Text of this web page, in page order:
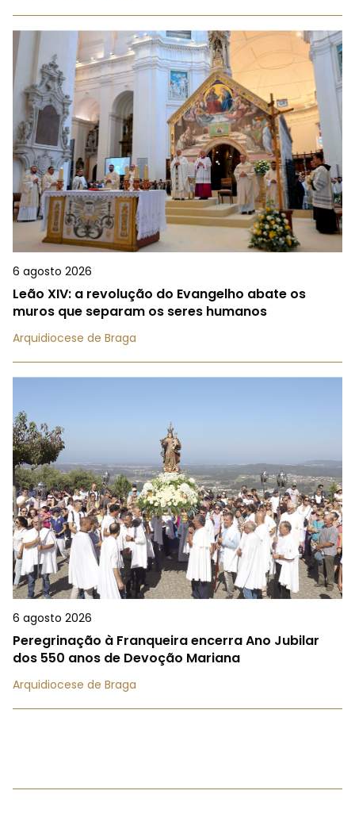
6 agosto 2026
Leão XIV: a revolução do Evangelho abate os
muros que separam os seres humanos
Arquidiocese de Braga
6 agosto 2026
Peregrinação à Franqueira encerra Ano Jubilar
dos 550 anos de Devoção Mariana
Arquidiocese de Braga